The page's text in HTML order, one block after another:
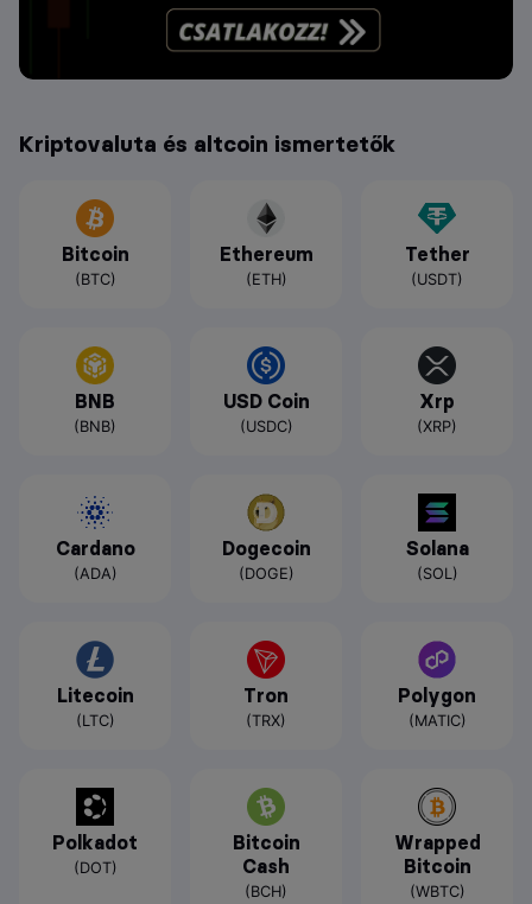
Kriptovaluta és altcoin ismertetők
Bitcoin
(BTC)
Ethereum
(ETH)
Tether
(USDT)
BNB
(BNB)
USD Coin
(USDC)
Xrp
(XRP)
Cardano
(ADA)
Dogecoin
(DOGE)
Solana
(SOL)
Litecoin
(LTC)
Tron
(TRX)
Polygon
(MATIC)
Polkadot
(DOT)
Bitcoin
Cash
(BCH)
Wrapped
Bitcoin
(WBTC)